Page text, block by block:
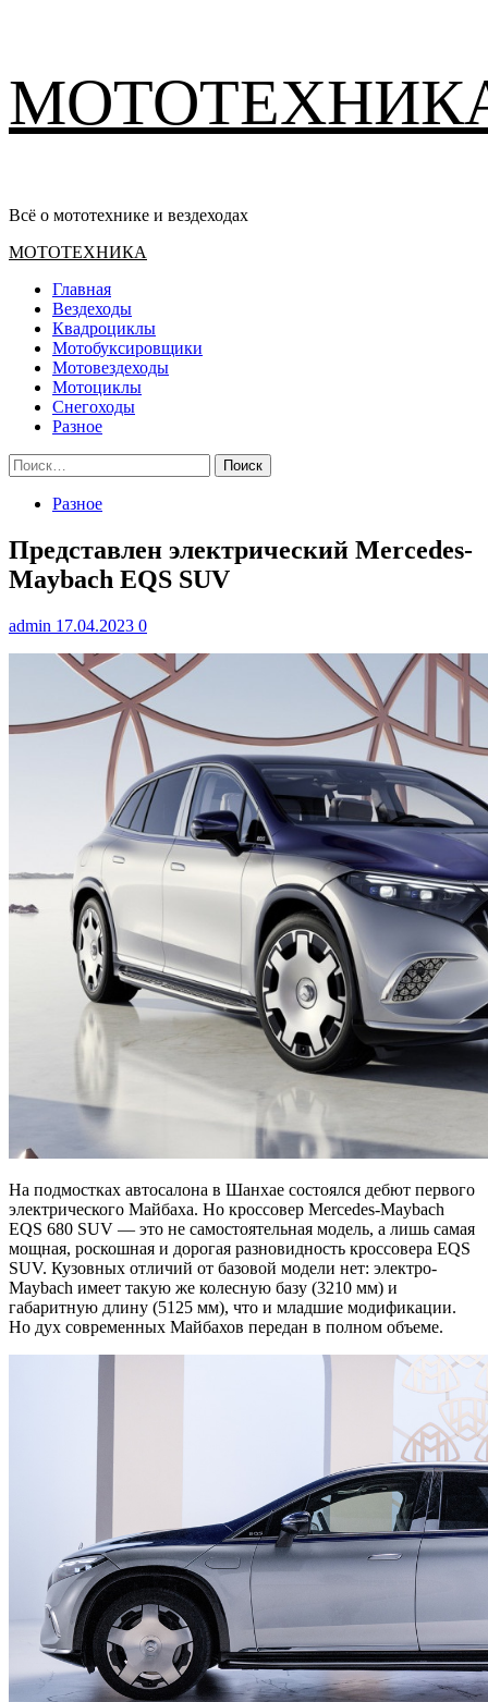
содержимому
Всё о мототехнике и вездеходах
Основное
МОТОТЕХНИКА
Главная
Вездеходы
Квадроциклы
Мотобуксировщики
Мотовездеходы
Мотоциклы
Снегоходы
Разное
Найти:
Разное
Представлен электрический Mercedes-
Maybach EQS SUV
admin 17.04.2023 0
На подмостках автосалона в Шанхае состоялся дебют первого
электрического Майбаха. Но кроссовер Mercedes-Maybach
EQS 680 SUV — это не самостоятельная модель, а лишь самая
мощная, роскошная и дорогая разновидность кроссовера EQS
SUV. Кузовных отличий от базовой модели нет: электро-
Maybach имеет такую же колесную базу (3210 мм) и
габаритную длину (5125 мм), что и младшие модификации.
Но дух современных Майбахов передан в полном объеме.